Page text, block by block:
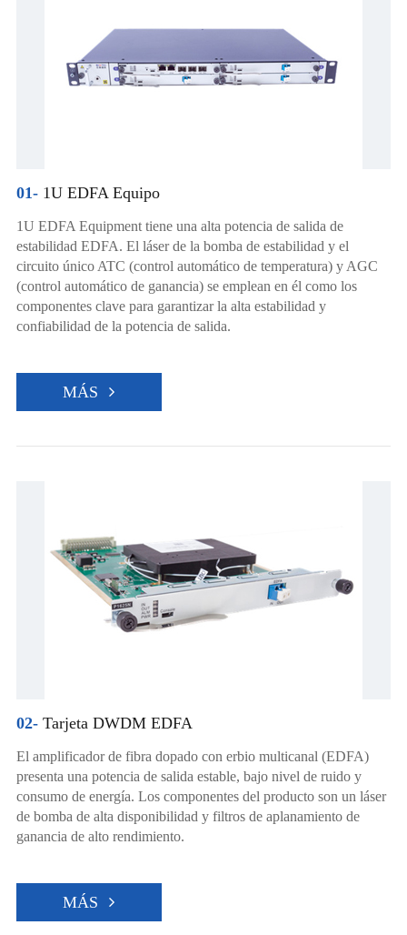
01-1U EDFA Equipo
1U EDFA Equipment tiene una alta potencia de salida de
estabilidad EDFA. El láser de la bomba de estabilidad y el
circuito único ATC (control automático de temperatura) y AGC
(control automático de ganancia) se emplean en él como los
componentes clave para garantizar la alta estabilidad y
confiabilidad de la potencia de salida.
MÁS
02-Tarjeta DWDM EDFA
El amplificador de fibra dopado con erbio multicanal (EDFA)
presenta una potencia de salida estable, bajo nivel de ruido y
consumo de energía. Los componentes del producto son un láser
de bomba de alta disponibilidad y filtros de aplanamiento de
ganancia de alto rendimiento.
MÁS